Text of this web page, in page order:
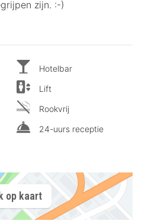
zijn. :-)
Hotelbar
Lift
Rookvrij
24-uurs receptie
op kaart